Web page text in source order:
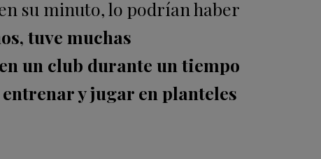
su minuto, lo podrían haber
tuve muchas
un club durante un tiempo
y jugar en planteles